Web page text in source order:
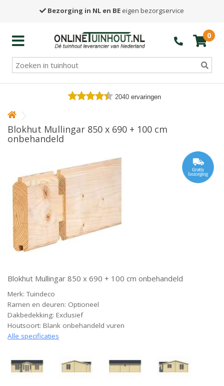
Bezorging in NL en BE eigen bezorgservice
0
2040 ervaringen
Blokhut Mullingar 850 x 690 + 100 cm
onbehandeld
Blokhut Mullingar 850 x 690 + 100 cm onbehandeld
Merk: Tuindeco
Ramen en deuren: Optioneel
Dakbedekking: Exclusief
Houtsoort: Blank onbehandeld vuren
Alle specificaties